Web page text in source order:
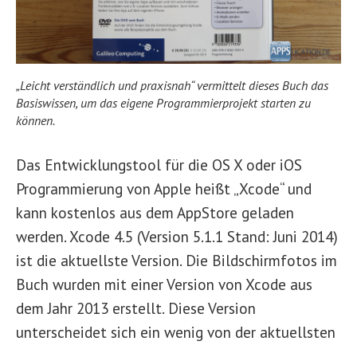
„Leicht verständlich und praxisnah“ vermittelt dieses Buch das
Basiswissen, um das eigene Programmierprojekt starten zu
können.
Das Entwicklungstool für die OS X oder iOS
Programmierung von Apple heißt „Xcode“ und
kann kostenlos aus dem AppStore geladen
werden. Xcode 4.5 (Version 5.1.1 Stand: Juni 2014)
ist die aktuellste Version. Die Bildschirmfotos im
Buch wurden mit einer Version von Xcode aus
dem Jahr 2013 erstellt. Diese Version
unterscheidet sich ein wenig von der aktuellsten